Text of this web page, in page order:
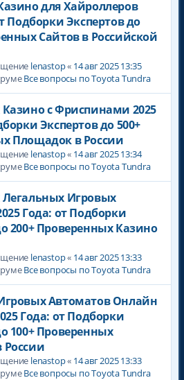
для Хайроллеров
Подборки Экспертов до
Сайтов в Российской
lenastop« 14 авг 2025 13:35
Все вопросы по Toyota Tundra
с Фриспинами 2025
Экспертов до 500+
Площадок в России
lenastop« 14 авг 2025 13:34
Все вопросы по Toyota Tundra
Игровых
Года: от Подборки
200+ Проверенных Казино
lenastop« 14 авг 2025 13:33
Все вопросы по Toyota Tundra
Автоматов Онлайн
Года: от Подборки
100+ Проверенных
lenastop« 14 авг 2025 13:33
Все вопросы по Toyota Tundra